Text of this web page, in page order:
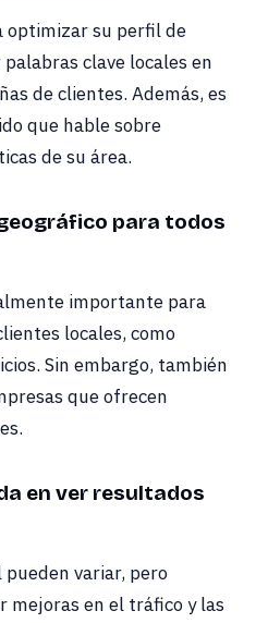
optimizar su perfil de
clave locales en
de clientes. Además, es
que hable sobre
de su área.
para todos
importante para
locales, como
Sin embargo, también
que ofrecen
en ver resultados
pueden variar, pero
mejoras en el tráfico y las